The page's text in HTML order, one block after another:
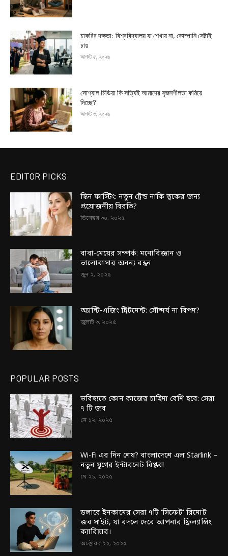
চাকরির দক্ষতা: বিশ্ববিদ্যালয় যা শেখায় না, কোম্পানি সেটাই
চায়
আগস্ট ৫, ২০২৬
সোশ্যাল মিডিয়া কি সত্যিই আমাদের সৃজনশীলতা কমিয়ে
দিচ্ছে?
আগস্ট ৩, ২০২৬
EDITOR PICKS
স্কিন ফাস্টিং: নতুন ট্রেন্ড নাকি ত্বকের জন্য
প্রয়োজনীয় বিরতি?
ডিসেম্বর ৩০, ২০২৫
বাবা-মেয়ের সম্পর্ক: মনোবিজ্ঞান ও
ভালোবাসার অনন্য বন্ধন
জুন ২, ২০২৫
অ্যান্টি-এজিং ট্রিটমেন্ট: সৌন্দর্য না বিপদ?
জুলাই ৩, ২০২৫
POPULAR POSTS
ভবিষ্যতে কোন কাজের চাহিদা বেশি হবে: সেরা
৭ টি জব
মে ১২, ২০২৫
Wi-Fi এর দিন শেষ? বাংলাদেশে এল Starlink –
নতুন যুগের ইন্টারনেট বিপ্লব!
মে ২১, ২০২৫
ডলারে ইনকামের সেরা ৭টি ‘সিক্রেট’ রিমোট
জব সাইট, যা বদলে দেবে আপনার ফ্রিল্যান্সিং
ক্যারিয়ার।
অক্টোবর ২২, ২০২৫